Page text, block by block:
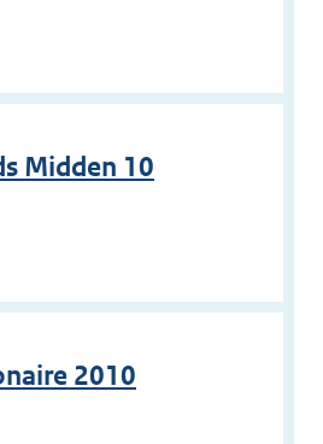
Midden 10
2010